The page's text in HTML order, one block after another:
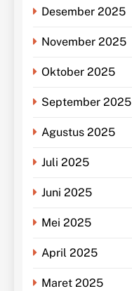
Desember 2025
November 2025
Oktober 2025
September 2025
Agustus 2025
Juli 2025
Juni 2025
Mei 2025
April 2025
Maret 2025